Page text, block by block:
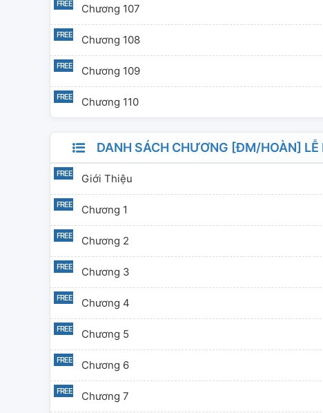
Chương 107
Chương 108
Chương 109
Chương 110
DANH SÁCH CHƯƠNG [ĐM/HOÀN] LỄ
Giới Thiệu
Chương 1
Chương 2
Chương 3
Chương 4
Chương 5
Chương 6
Chương 7